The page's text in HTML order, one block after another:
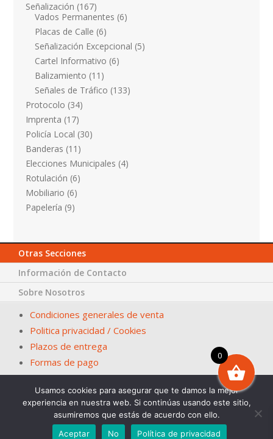
Señalización (167)
Vados Permanentes (6)
Placas de Calle (6)
Señalización Excepcional (5)
Cartel Informativo (6)
Balizamiento (11)
Señales de Tráfico (133)
Protocolo (34)
Imprenta (17)
Policía Local (30)
Banderas (11)
Elecciones Municipales (4)
Rotulación (6)
Mobiliario (6)
Papelería (9)
Otras Secciones
Información de Contacto
Sobre Nosotros
Condiciones generales de venta
Politica privacidad / Cookies
Plazos de entrega
Formas de pago
© Papelería San Fernando – La Casa del Ayuntamiento. En
Sevilla desde 1983
Diseña. 2Grcolor.com
0
Usamos cookies para asegurar que te damos la mejor
experiencia en nuestra web. Si continúas usando este sitio,
asumiremos que estás de acuerdo con ello.
Aceptar
No Política de privacidad